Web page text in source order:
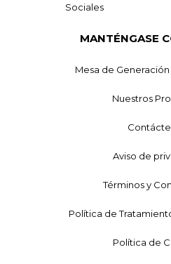
Sociales
MANTÉNGASE
Mesa de
Nuestros
Aviso de
Términos y
Política de
Política de